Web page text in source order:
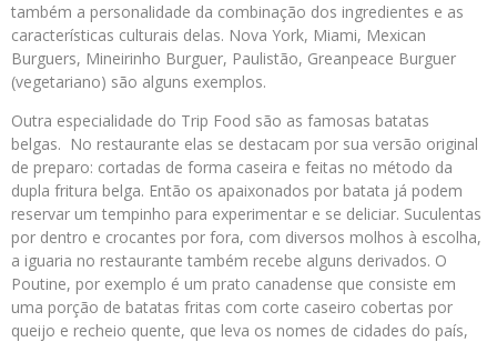
também a personalidade da combinação dos ingredientes e as
características culturais delas. Nova York, Miami, Mexican
Burguers, Mineirinho Burguer, Paulistão, Greanpeace Burguer
(vegetariano) são alguns exemplos.
Outra especialidade do Trip Food são as famosas batatas
belgas. No restaurante elas se destacam por sua versão original
de preparo: cortadas de forma caseira e feitas no método da
dupla fritura belga. Então os apaixonados por batata já podem
reservar um tempinho para experimentar e se deliciar. Suculentas
por dentro e crocantes por fora, com diversos molhos à escolha,
a iguaria no restaurante também recebe alguns derivados. O
Poutine, por exemplo é um prato canadense que consiste em
uma porção de batatas fritas com corte caseiro cobertas por
queijo e recheio quente, que leva os nomes de cidades do país,